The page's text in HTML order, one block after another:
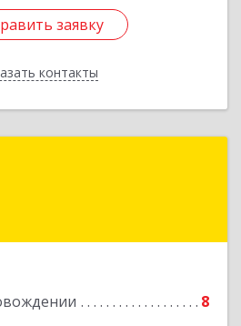
заявку
контакты
заявку
Назад
8
обл, Гурьевск г,